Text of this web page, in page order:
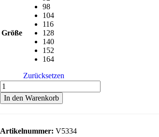
Größe
98
104
116
128
140
152
164
Zurücksetzen
In den Warenkorb
Artikelnummer: V5334